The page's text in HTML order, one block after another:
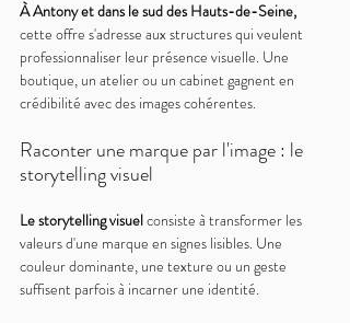
À Antony et dans le sud des Hauts-de-Seine,
cette offre s'adresse aux structures qui veulent
professionnaliser leur présence visuelle. Une
boutique, un atelier ou un cabinet gagnent en
crédibilité avec des images cohérentes.
Raconter une marque par l'image : le
storytelling visuel
Le storytelling visuel consiste à transformer les
valeurs d'une marque en signes lisibles. Une
couleur dominante, une texture ou un geste
suffisent parfois à incarner une identité.